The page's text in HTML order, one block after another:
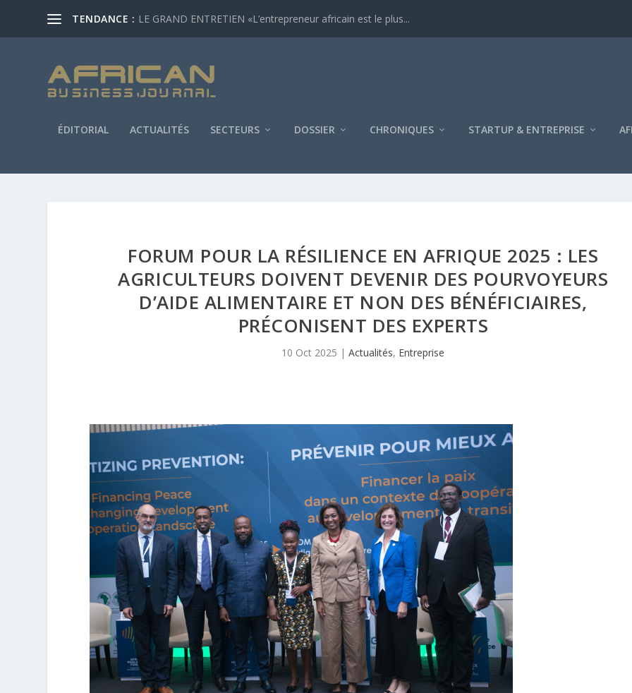
TENDANCE : LE GRAND ENTRETIEN «L’entrepreneur africain est le plus...
ÉDITORIAL ACTUALITÉS SECTEURS DOSSIER CHRONIQUES STARTUP & ENTREPRISE
FORUM POUR LA RÉSILIENCE EN AFRIQUE 2025 : LES
AGRICULTEURS DOIVENT DEVENIR DES POURVOYEURS
D’AIDE ALIMENTAIRE ET NON DES BÉNÉFICIAIRES,
PRÉCONISENT DES EXPERTS
10 Oct 2025 |Actualités, Entreprise